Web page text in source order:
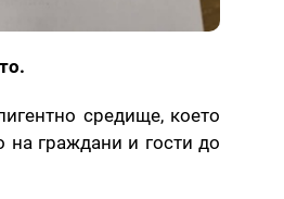
средище, което
на граждани и гости до